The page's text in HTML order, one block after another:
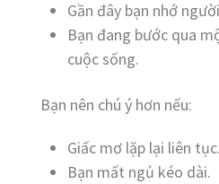
Gần đây bạn nhớ
Bạn đang bước qua
cuộc sống.
Bạn nên chú ý hơn nếu:
Giấc mơ lặp lại liên tục.
Bạn mất ngủ kéo dài.